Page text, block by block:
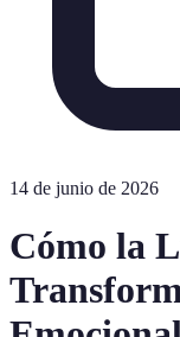
14 de junio de 2026
Cómo la